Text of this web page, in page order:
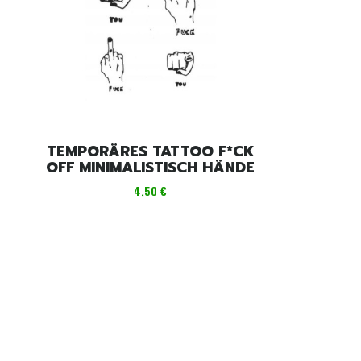
TEMPORÄRES TATTOO F*CK
OFF MINIMALISTISCH HÄNDE
Preis
4,50 €